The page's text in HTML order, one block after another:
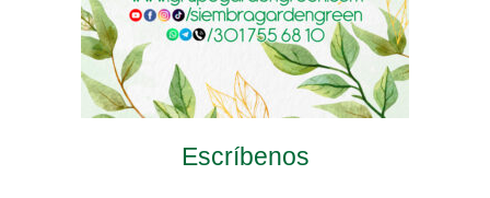
Escríbenos